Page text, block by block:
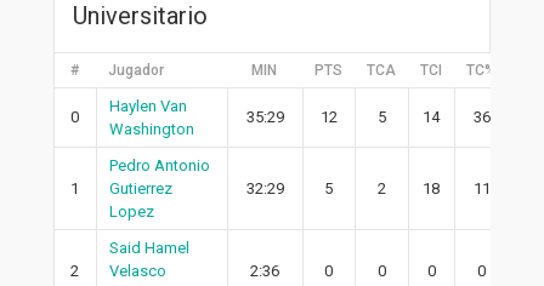
Universitario
# Jugador MIN PTS TCA TCI TC%
0
Haylen Van
Washington
35:29 12 5 14 36
1
Pedro Antonio
Gutierrez
Lopez
32:29 5 2 18 11
2
Said Hamel
Velasco
2:36 0 0 0 0